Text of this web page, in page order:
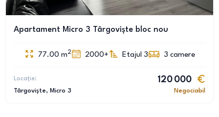
Apartament Micro 3 Târgoviște bloc nou
77.00 m2 2000+ Etajul 3 3 camere
Locație:
Târgoviște, Micro 3
120 000
Negociabil